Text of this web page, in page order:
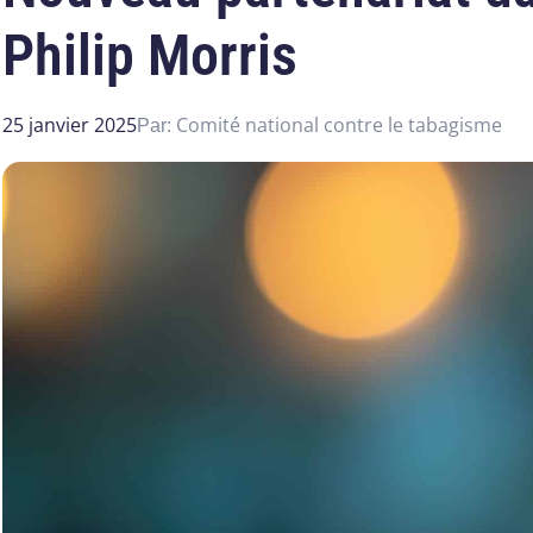
Philip Morris
25 janvier 2025Par: Comité national contre le tabagisme